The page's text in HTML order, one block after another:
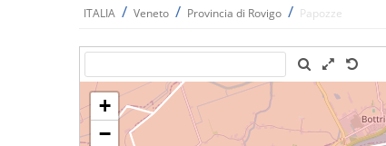
ITALIA / Veneto / Provincia di Rovigo / Papozze